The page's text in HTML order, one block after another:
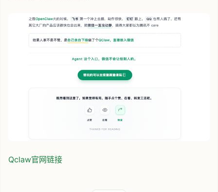
Qclaw官网链接